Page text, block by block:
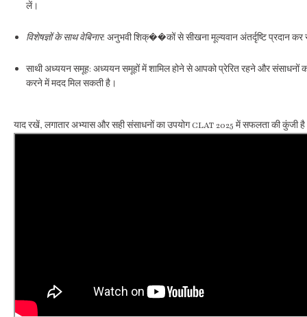
लें।
विशेषज्ञों के साथ वेबिनार: अनुभवी शिक्��कों से सीखना मूल्यवान अंतर्दृष्टि प्रदान
साथी अध्ययन समूह: अध्ययन समूहों में शामिल होने से आपको प्रेरित रहने और संसाधनों
करने में मदद मिल सकती है।
याद रखें, लगातार अभ्यास और सही संसाधनों का उपयोग CLAT 2025 में सफलता की कुंजी